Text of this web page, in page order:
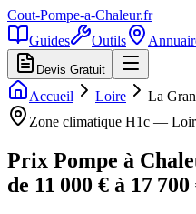
Cout-Pompe-a-Chaleur.fr
Guides
Outils
Devis Gratuit
Accueil Loire
La
Zone climatique H1c —
Prix Pompe à
de 11 000 € à 17 700